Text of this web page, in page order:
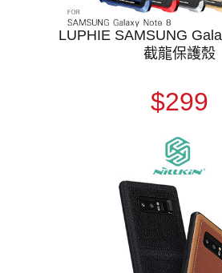
LUPHIE SAMSUNG
截龍保護殼
$299